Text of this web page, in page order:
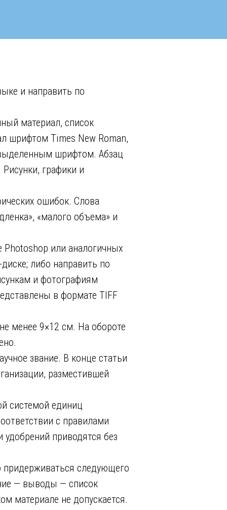
и направить по
материал, список
шрифтом Times New Roman,
шрифтом. Абзац
графики и
ошибок. Слова
«малого объема» и
или аналогичных
либо направить по
и фотографиям
в формате TIFF
менее 9×12 см. На обороте
звание. В конце статьи
разместившей
системой единиц
с правилами
приводятся без
следующего
— выводы — список
материале не допускается.